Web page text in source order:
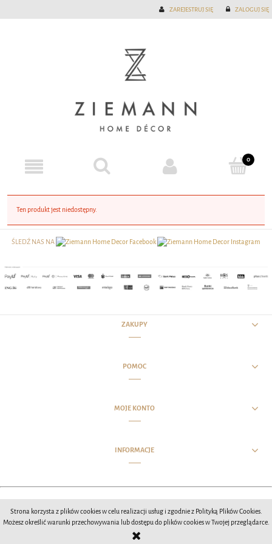
Strona korzysta z plików cookies w celu realizacji usług i zgodnie z Polityką Plików Cookies.
Możesz określić warunki przechowywania lub dostępu do plików cookies w Twojej przeglądarce.
ZAREJESTRUJ SIĘ ZALOGUJ SIĘ
Ten produkt jest niedostępny.
ŚLEDŹ NAS NA
ZAKUPY
POMOC
MOJE KONTO
INFORMACJE
Opracowanie wizualne witryny MCIStudios 2020
POKAŻ PEŁNĄ WERSJĘ STRONY
Sklep internetowy Shoper.pl